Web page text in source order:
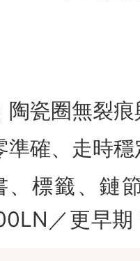
瓷圈無裂痕
確、走時穩
、標籤、鏈
／更早期